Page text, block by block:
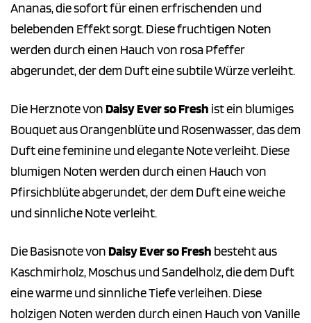
Ananas, die sofort für einen erfrischenden und
belebenden Effekt sorgt. Diese fruchtigen Noten
werden durch einen Hauch von rosa Pfeffer
abgerundet, der dem Duft eine subtile Würze verleiht.
Die Herznote vonDaisy Ever so Fresh ist ein blumiges
Bouquet aus Orangenblüte und Rosenwasser, das dem
Duft eine feminine und elegante Note verleiht. Diese
blumigen Noten werden durch einen Hauch von
Pfirsichblüte abgerundet, der dem Duft eine weiche
und sinnliche Note verleiht.
Die Basisnote vonDaisy Ever so Fresh besteht aus
Kaschmirholz, Moschus und Sandelholz, die dem Duft
eine warme und sinnliche Tiefe verleihen. Diese
holzigen Noten werden durch einen Hauch von Vanille